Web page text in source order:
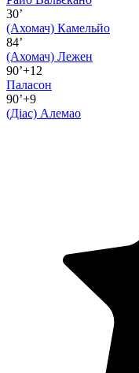
30’
(Ахомач) Камельйо
84’
(Ахомач) Лежен
90’+12
Паласон
90’+9
(Діас) Алемао